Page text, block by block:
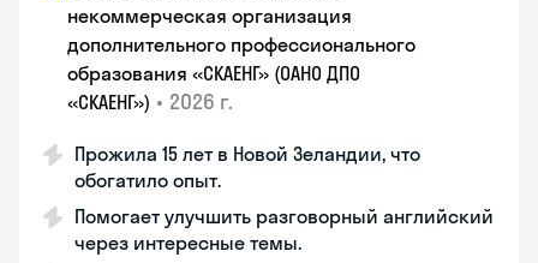
некоммерческая организация
дополнительного профессионального
образования «СКАЕНГ» (ОАНО ДПО
«СКАЕНГ») • 2026 г.
Прожила 15 лет в Новой Зеландии, что
обогатило опыт.
Помогает улучшить разговорный английский
через интересные темы.